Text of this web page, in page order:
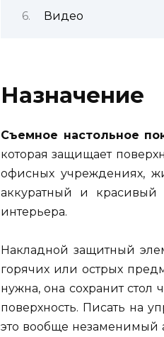
Видео
Назначение
Съемное настольное
которая защищает
офисных учреждениях,
аккуратный и
интерьера.
Накладной защитный
горячих или острых
нужна, она сохранит
поверхность. Писать на
это вообще незаменимый